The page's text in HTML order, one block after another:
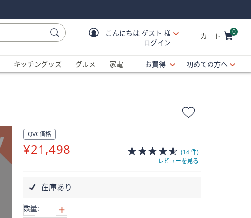
こんにちは ゲスト 様
ログイン
カート 0
キッチングッズ グルメ 家電 お買得 初めての方へ
QVC価格
削
¥21,498
(14 件)
レビューを見る
在庫あり
数量: